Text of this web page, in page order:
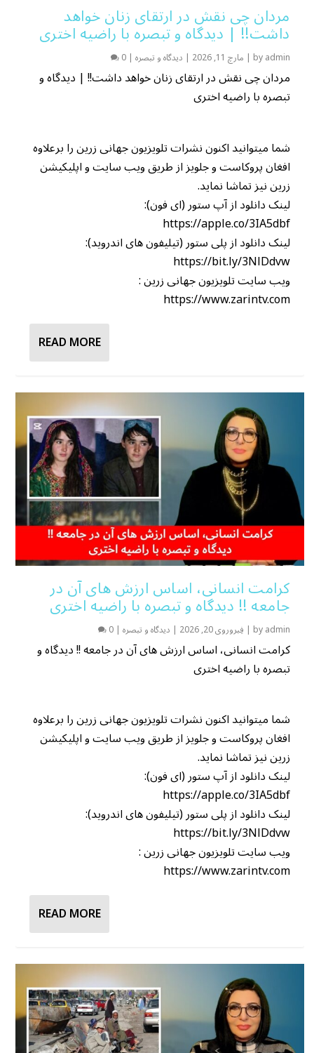
مردان چی نقش در ارتقای زنان خواهد
داشت!! | دیدگاه و تبصره با راضیه اختری
byadmin
| مارچ 11, 2026 | دیدگاه و تبصره |
0
مردان چی نقش در ارتقای زنان خواهد داشت!! | دیدگاه و
تبصره با راضیه اختری
شما میتوانید اکنون نشرات تلویزیون جهانی زرین را برعلاوه
افغان پروکاست و جلویز از طریق ویب سایت و اپلیکیشن
زرین نیز تماشا نماید.
لینک دانلود از آپ ستور (ای فون):
https://apple.co/3IA5dbf
لینک دانلود از پلی ستور (تیلیفون های اندروید):
https://bit.ly/3NlDdvw
ویب سایت تلویزیون جهانی زرین :
https://www.zarintv.com
READ MORE
کرامت انسانی، اساس ارزش های آن در
جامعه !! دیدگاه و تبصره با راضیه اختری
byadmin
| فِبروروی 20, 2026 | دیدگاه و تبصره |
0
کرامت انسانی، اساس ارزش های آن در جامعه !! دیدگاه و
تبصره با راضیه اختری
شما میتوانید اکنون نشرات تلویزیون جهانی زرین را برعلاوه
افغان پروکاست و جلویز از طریق ویب سایت و اپلیکیشن
زرین نیز تماشا نماید.
لینک دانلود از آپ ستور (ای فون):
https://apple.co/3IA5dbf
لینک دانلود از پلی ستور (تیلیفون های اندروید):
https://bit.ly/3NlDdvw
ویب سایت تلویزیون جهانی زرین :
https://www.zarintv.com
READ MORE